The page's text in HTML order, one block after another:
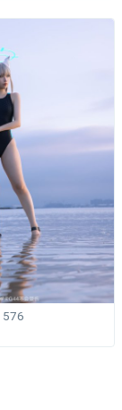
576